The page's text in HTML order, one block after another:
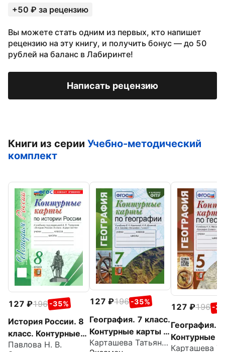
+50 ₽ за рецензию
Вы можете стать одним из первых, кто напишет
рецензию на эту книгу, и получить бонус — до 50
рублей на баланс в Лабиринте!
Написать рецензию
Книги из серии Учебно-методический
комплект
127 196 -35%
История России. 8
класс. Контурные
карты к учебнику
Павлова Н. В.
127 196 -35%
География. 7 класс.
Контурные карты к
учебнику
Карташева Татьяна Андреевна
127 196 -
География.
Контурные
учебнику